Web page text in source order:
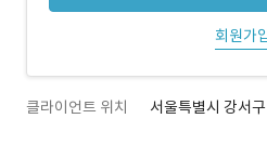
회원가
클라이언트 위치 서울특별시 강서구